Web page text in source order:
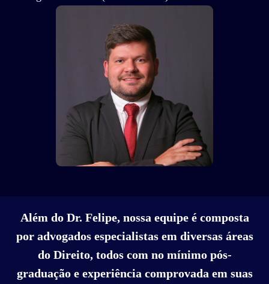
Além do Dr. Felipe, nossa equipe é composta
por advogados especialistas em diversas áreas
do Direito, todos com no mínimo pós-
graduação e experiência comprovada em suas